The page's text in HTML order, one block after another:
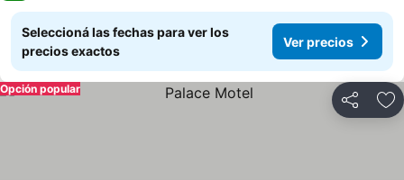
Seleccioná las fechas para ver los
precios exactos
Ver precios
Compartir
Opción popular